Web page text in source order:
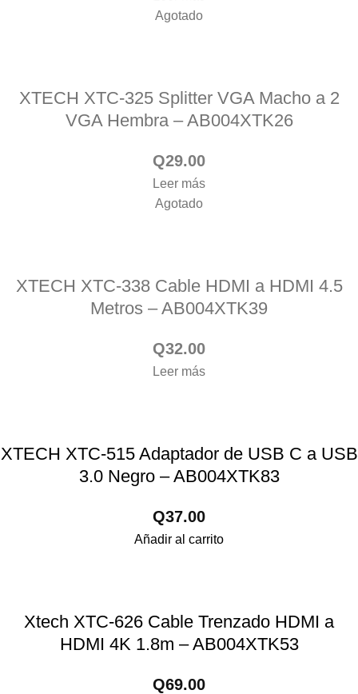
Agotado
XTECH XTC-325 Splitter VGA Macho a 2
VGA Hembra – AB004XTK26
Q29.00
Leer más
Agotado
XTECH XTC-338 Cable HDMI a HDMI 4.5
Metros – AB004XTK39
Q32.00
Leer más
XTECH XTC-515 Adaptador de USB C a USB
3.0 Negro – AB004XTK83
Q37.00
Añadir al carrito
Xtech XTC-626 Cable Trenzado HDMI a
HDMI 4K 1.8m – AB004XTK53
Q69.00